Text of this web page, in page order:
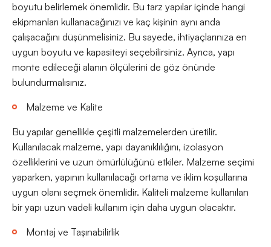
boyutu belirlemek önemlidir. Bu tarz yapılar içinde hangi
ekipmanları kullanacağınızı ve kaç kişinin aynı anda
çalışacağını düşünmelisiniz. Bu sayede, ihtiyaçlarınıza en
uygun boyutu ve kapasiteyi seçebilirsiniz. Ayrıca, yapı
monte edileceği alanın ölçülerini de göz önünde
bulundurmalısınız.
Malzeme ve Kalite
Bu yapılar genellikle çeşitli malzemelerden üretilir.
Kullanılacak malzeme, yapı dayanıklılığını, izolasyon
özelliklerini ve uzun ömürlülüğünü etkiler. Malzeme seçimi
yaparken, yapının kullanılacağı ortama ve iklim koşullarına
uygun olanı seçmek önemlidir. Kaliteli malzeme kullanılan
bir yapı uzun vadeli kullanım için daha uygun olacaktır.
Montaj ve Taşınabilirlik